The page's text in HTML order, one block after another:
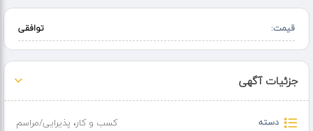
قیمت: توافقی
جزئیات آگهی
دسته کسب و کار، پذیرایی/مراسم